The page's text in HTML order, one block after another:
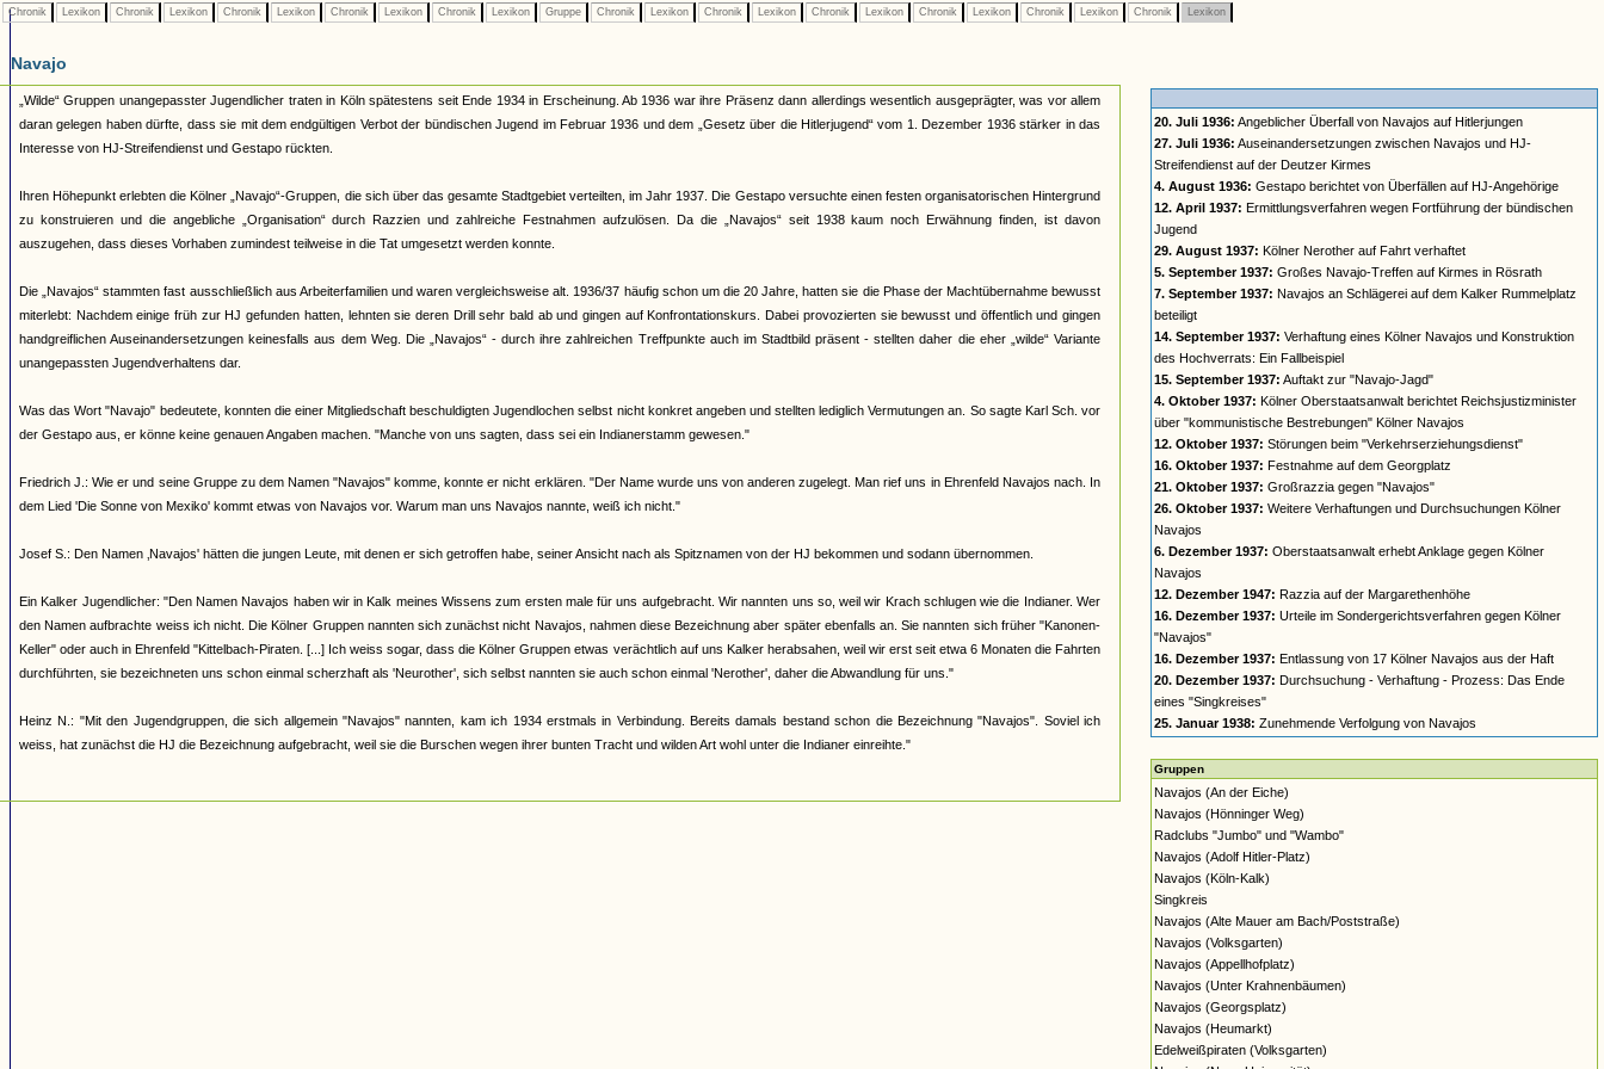
Chronik Lexikon Chronik Lexikon Chronik Lexikon Chronik Lexikon Chronik Lexikon Gruppe Chronik Lexikon Chronik Lexikon Chronik Lexikon Chronik Lexikon Chronik Lexikon Chronik Lexikon
Navajo
„Wilde“ Gruppen unangepasster Jugendlicher traten in Köln spätestens seit Ende 1934 in Erscheinung. Ab 1936 war ihre Präsenz dann allerdings wesentlich ausgeprägter, was vor allem
daran gelegen haben dürfte, dass sie mit dem endgültigen Verbot der bündischen Jugend im Februar 1936 und dem „Gesetz über die Hitlerjugend“ vom 1. Dezember 1936 stärker in das
Interesse von HJ-Streifendienst und Gestapo rückten.
Ihren Höhepunkt erlebten die Kölner „Navajo“-Gruppen, die sich über das gesamte Stadtgebiet verteilten, im Jahr 1937. Die Gestapo versuchte einen festen organisatorischen Hintergrund
zu konstruieren und die angebliche „Organisation“ durch Razzien und zahlreiche Festnahmen aufzulösen. Da die „Navajos“ seit 1938 kaum noch Erwähnung finden, ist davon
auszugehen, dass dieses Vorhaben zumindest teilweise in die Tat umgesetzt werden konnte.
Die „Navajos“ stammten fast ausschließlich aus Arbeiterfamilien und waren vergleichsweise alt. 1936/37 häufig schon um die 20 Jahre, hatten sie die Phase der Machtübernahme bewusst
miterlebt: Nachdem einige früh zur HJ gefunden hatten, lehnten sie deren Drill sehr bald ab und gingen auf Konfrontationskurs. Dabei provozierten sie bewusst und öffentlich und gingen
handgreiflichen Auseinandersetzungen keinesfalls aus dem Weg. Die „Navajos“ - durch ihre zahlreichen Treffpunkte auch im Stadtbild präsent - stellten daher die eher „wilde“ Variante
unangepassten Jugendverhaltens dar.
Was das Wort "Navajo" bedeutete, konnten die einer Mitgliedschaft beschuldigten Jugendlochen selbst nicht konkret angeben und stellten lediglich Vermutungen an. So sagte Karl Sch. vor
der Gestapo aus, er könne keine genauen Angaben machen. "Manche von uns sagten, dass sei ein Indianerstamm gewesen."
Friedrich J.: Wie er und seine Gruppe zu dem Namen "Navajos" komme, konnte er nicht erklären. "Der Name wurde uns von anderen zugelegt. Man rief uns in Ehrenfeld Navajos nach. In
dem Lied 'Die Sonne von Mexiko' kommt etwas von Navajos vor. Warum man uns Navajos nannte, weiß ich nicht."
Josef S.: Den Namen ‚Navajos' hätten die jungen Leute, mit denen er sich getroffen habe, seiner Ansicht nach als Spitznamen von der HJ bekommen und sodann übernommen.
Ein Kalker Jugendlicher: "Den Namen Navajos haben wir in Kalk meines Wissens zum ersten male für uns aufgebracht. Wir nannten uns so, weil wir Krach schlugen wie die Indianer. Wer
den Namen aufbrachte weiss ich nicht. Die Kölner Gruppen nannten sich zunächst nicht Navajos, nahmen diese Bezeichnung aber später ebenfalls an. Sie nannten sich früher "Kanonen-
Keller" oder auch in Ehrenfeld "Kittelbach-Piraten. [...] Ich weiss sogar, dass die Kölner Gruppen etwas verächtlich auf uns Kalker herabsahen, weil wir erst seit etwa 6 Monaten die Fahrten
durchführten, sie bezeichneten uns schon einmal scherzhaft als 'Neurother', sich selbst nannten sie auch schon einmal 'Nerother', daher die Abwandlung für uns."
Heinz N.: "Mit den Jugendgruppen, die sich allgemein "Navajos" nannten, kam ich 1934 erstmals in Verbindung. Bereits damals bestand schon die Bezeichnung "Navajos". Soviel ich
weiss, hat zunächst die HJ die Bezeichnung aufgebracht, weil sie die Burschen wegen ihrer bunten Tracht und wilden Art wohl unter die Indianer einreihte."
20. Juli 1936: Angeblicher Überfall von Navajos auf Hitlerjungen
27. Juli 1936: Auseinandersetzungen zwischen Navajos und HJ-
Streifendienst auf der Deutzer Kirmes
4. August 1936: Gestapo berichtet von Überfällen auf HJ-Angehörige
12. April 1937: Ermittlungsverfahren wegen Fortführung der bündischen
Jugend
29. August 1937: Kölner Nerother auf Fahrt verhaftet
5. September 1937: Großes Navajo-Treffen auf Kirmes in Rösrath
7. September 1937: Navajos an Schlägerei auf dem Kalker Rummelplatz
beteiligt
14. September 1937: Verhaftung eines Kölner Navajos und Konstruktion
des Hochverrats: Ein Fallbeispiel
15. September 1937: Auftakt zur "Navajo-Jagd"
4. Oktober 1937: Kölner Oberstaatsanwalt berichtet Reichsjustizminister
über "kommunistische Bestrebungen" Kölner Navajos
12. Oktober 1937: Störungen beim "Verkehrserziehungsdienst"
16. Oktober 1937: Festnahme auf dem Georgplatz
21. Oktober 1937: Großrazzia gegen "Navajos"
26. Oktober 1937: Weitere Verhaftungen und Durchsuchungen Kölner
Navajos
6. Dezember 1937: Oberstaatsanwalt erhebt Anklage gegen Kölner
Navajos
12. Dezember 1947: Razzia auf der Margarethenhöhe
16. Dezember 1937: Urteile im Sondergerichtsverfahren gegen Kölner
"Navajos"
16. Dezember 1937: Entlassung von 17 Kölner Navajos aus der Haft
20. Dezember 1937: Durchsuchung - Verhaftung - Prozess: Das Ende
eines "Singkreises"
25. Januar 1938: Zunehmende Verfolgung von Navajos
Gruppen
Navajos (An der Eiche)
Navajos (Hönninger Weg)
Radclubs "Jumbo" und "Wambo"
Navajos (Adolf Hitler-Platz)
Navajos (Köln-Kalk)
Singkreis
Navajos (Alte Mauer am Bach/Poststraße)
Navajos (Volksgarten)
Navajos (Appellhofplatz)
Navajos (Unter Krahnenbäumen)
Navajos (Georgsplatz)
Navajos (Heumarkt)
Edelweißpiraten (Volksgarten)